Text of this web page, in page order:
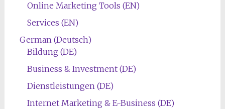
Online Marketing Tools (EN)
Services (EN)
German (Deutsch)
Bildung (DE)
Business & Investment (DE)
Dienstleistungen (DE)
Internet Marketing & E-Business (DE)